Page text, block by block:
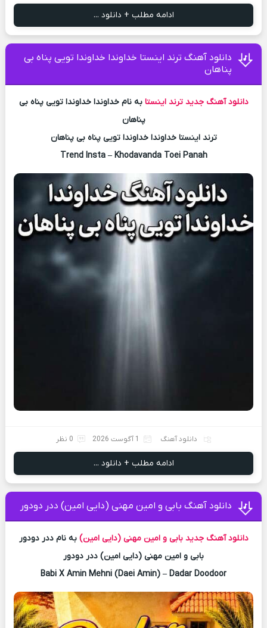
ادامه مطلب + دانلود ...
دانلود آهنگ ترند اینستا خداوندا خداوندا تویی پناه بی
پناهان
دانلود آهنگ جدید ترند اینستا به نام خداوندا خداوندا تویی پناه بی
پناهان
ترند اینستا خداوندا خداوندا تویی پناه بی پناهان
Trend Insta – Khodavanda Toei Panah
دانلود آهنگ 1 آگوست 2026 0 نظر
ادامه مطلب + دانلود ...
دانلود آهنگ بابی و امین مهنی (دایی امین) ددر دودور
دانلود آهنگ جدید بابی و امین مهنی (دایی امین) به نام ددر دودور
بابی و امین مهنی (دایی امین) ددر دودور
Babi X Amin Mehni (Daei Amin) – Dadar Doodoor